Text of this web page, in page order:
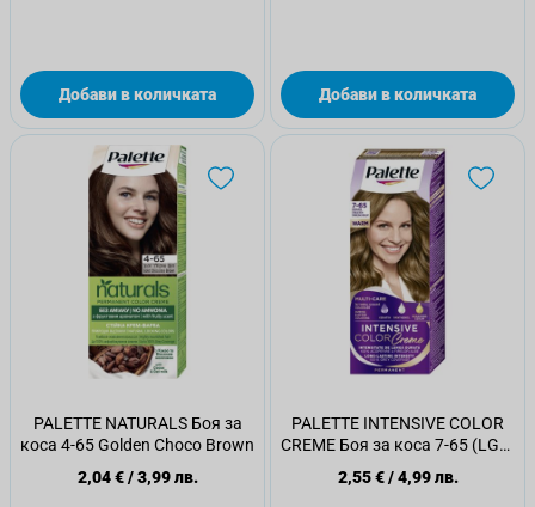
Добави в количката Добави в количката
PALETTE NATURALS Боя за
коса 4-65 Golden Choco Brown
2,04 €/3,99 лв.
PALETTE INTENSIVE COLOR
CREME Боя за коса 7-65 (LG5)
Sparkling nougat
2,55 €/4,99 лв.